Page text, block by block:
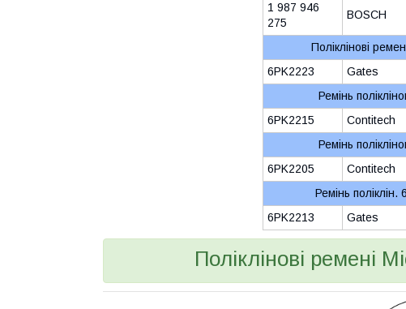
1 987 946
275
BOSCH
Поліклінові
6PK2223
Gates
Ремінь
6PK2215
Contitech
Ремінь
6PK2205
Contitech
Ремінь
6PK2213
Gates
Поліклінові ремені